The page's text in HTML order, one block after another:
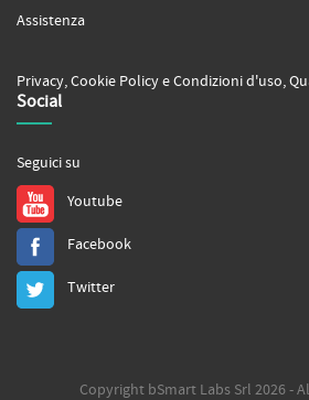
Assistenza
Privacy,Cookie PolicyeCondizioni d'uso,
Social
Seguici su
Youtube
Facebook
Twitter
Copyright bSmart Labs Srl 2026 -